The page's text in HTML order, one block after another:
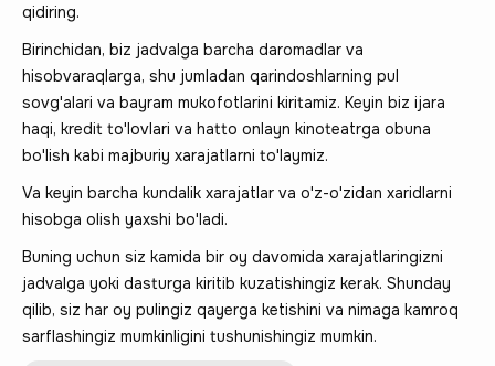
qidiring.
Birinchidan, biz jadvalga barcha daromadlar va
hisobvaraqlarga, shu jumladan qarindoshlarning pul
sovg'alari va bayram mukofotlarini kiritamiz. Keyin biz ijara
haqi, kredit to'lovlari va hatto onlayn kinoteatrga obuna
bo'lish kabi majburiy xarajatlarni to'laymiz.
Va keyin barcha kundalik xarajatlar va o'z-o'zidan xaridlarni
hisobga olish yaxshi bo'ladi.
Buning uchun siz kamida bir oy davomida xarajatlaringizni
jadvalga yoki dasturga kiritib kuzatishingiz kerak. Shunday
qilib, siz har oy pulingiz qayerga ketishini va nimaga kamroq
sarflashingiz mumkinligini tushunishingiz mumkin.